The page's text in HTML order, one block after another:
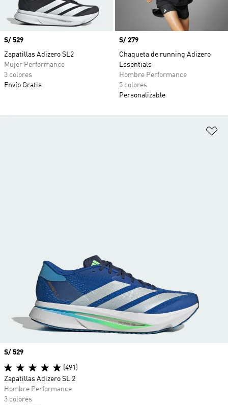
Precio
S/ 529
Zapatillas Adizero SL2
Mujer Performance
3 colores
Envío Gratis
Precio
S/ 279
Chaqueta de running Adizero
Essentials
Hombre Performance
5 colores
Personalizable
Precio
S/ 529
(491)
Zapatillas Adizero SL 2
Hombre Performance
3 colores